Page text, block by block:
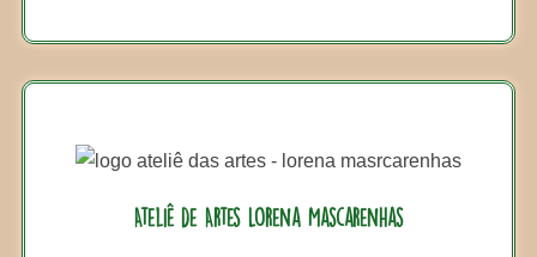
Ateliê de Artes Lorena Mascarenhas